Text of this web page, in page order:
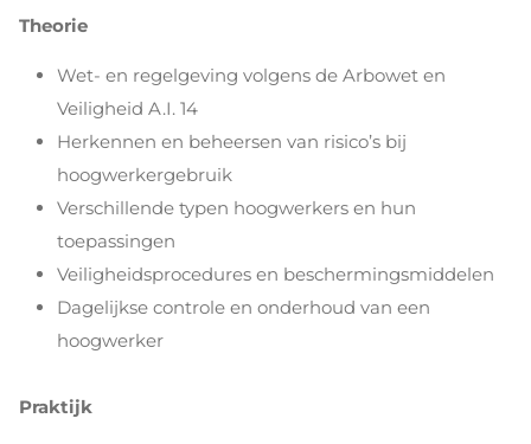
Theorie
Wet- en regelgeving volgens de Arbowet en
Veiligheid A.I. 14
Herkennen en beheersen van risico’s bij
hoogwerkergebruik
Verschillende typen hoogwerkers en hun
toepassingen
Veiligheidsprocedures en beschermingsmiddelen
Dagelijkse controle en onderhoud van een
hoogwerker
Praktijk